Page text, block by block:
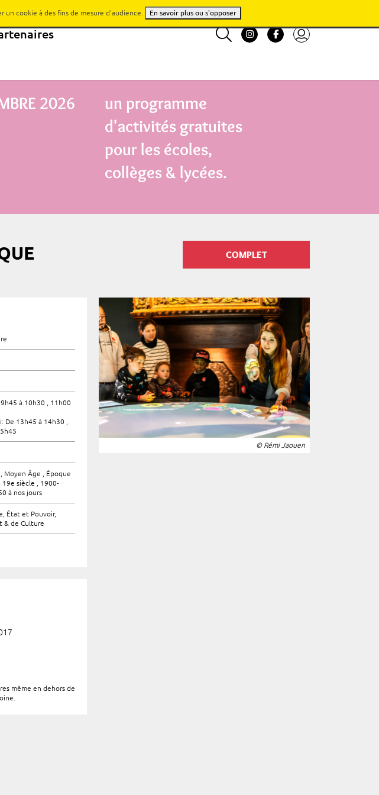
2026
un programme
d'activités gratuites
pour les écoles,
collèges & lycées.
COMPLET
à 10h30 , 11h00
De 13h45 à 14h30 ,
Moyen Âge , Époque
19e siècle , 1900-
à nos jours
État et Pouvoir,
& de Culture
même en dehors de
© Rémi Jaouen
un cookie à des fins de mesure d'audience. En savoir plus ou s'opposer